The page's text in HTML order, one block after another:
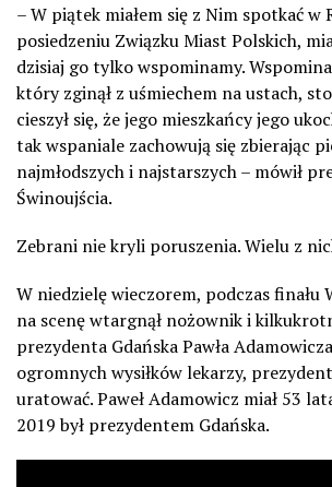
– W piątek miałem się z Nim spotkać w
posiedzeniu Związku Miast Polskich,
dzisiaj go tylko wspominamy.
który zginął z uśmiechem na ustach,
cieszył się, że jego mieszkańcy jego
tak wspaniale zachowują się zbierając
najmłodszych i najstarszych – mówił
Świnoujścia.
Zebrani nie kryli poruszenia. Wielu z
W niedzielę wieczorem, podczas finału
na scenę wtargnął nożownik i
prezydenta Gdańska Pawła
ogromnych wysiłków lekarzy,
uratować. Paweł Adamowicz miał 53
2019 był prezydentem Gdańska.